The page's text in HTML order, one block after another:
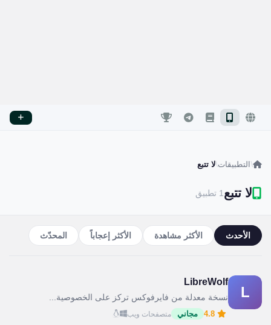
/ التطبيقات/لا تتبع
لا تتبع1 تطبيق
الأحدث الأكثر مشاهدة الأكثر إعجاباً المحدّث
L
LibreWolf
نسخة معدلة من فايرفوكس تركز على الخصوصية...
مجاني متصفحات ويب